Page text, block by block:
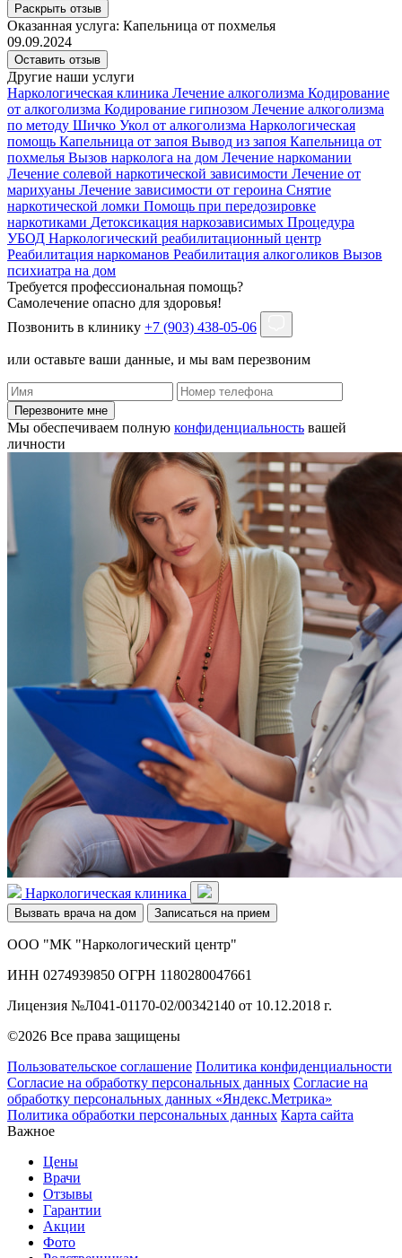
Раскрыть отзыв
Оказанная услуга: Капельница от похмелья
09.09.2024
Оставить отзыв
Другие наши услуги
Наркологическая клиника Лечение алкоголизма Кодирование
от алкоголизма Кодирование гипнозом Лечение алкоголизма
по методу Шичко Укол от алкоголизма Наркологическая
помощь Капельница от запоя Вывод из запоя Капельница от
похмелья Вызов нарколога на дом Лечение наркомании
Лечение солевой наркотической зависимости Лечение от
марихуаны Лечение зависимости от героина Снятие
наркотической ломки Помощь при передозировке
наркотиками Детоксикация наркозависимых Процедура
УБОД Наркологический реабилитационный центр
Реабилитация наркоманов Реабилитация алкоголиков Вызов
психиатра на дом
Требуется профессиональная помощь?
Самолечение опасно для здоровья!
Позвонить в клинику +7 (903) 438-05-06
или оставьте ваши данные, и мы вам перезвоним
Перезвоните мне
Мы обеспечиваем полную конфиденциальность вашей
личности
Наркологическая клиника
Вызвать врача на дом Записаться на прием
ООО "МК "Наркологический центр"
ИНН 0274939850 ОГРН 1180280047661
Лицензия №Л041-01170-02/00342140 от 10.12.2018 г.
©2026 Все права защищены
Пользовательское соглашение Политика конфиденциальности
Согласие на обработку персональных данных Согласие на
обработку персональных данных «Яндекс.Метрика»
Политика обработки персональных данных Карта сайта
Важное
Цены
Врачи
Отзывы
Гарантии
Акции
Фото